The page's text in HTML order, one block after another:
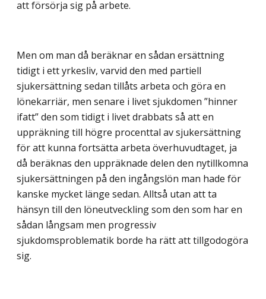
att försörja sig på arbete.
Men om man då beräknar en sådan ersättning
tidigt i ett yrkesliv, varvid den med partiell
sjukersättning sedan tillåts arbeta och göra en
lönekarriär, men senare i livet sjukdomen ”hinner
ifatt” den som tidigt i livet drabbats så att en
uppräkning till högre procenttal av sjukersättning
för att kunna fortsätta arbeta överhuvudtaget, ja
då beräknas den uppräknade delen den nytillkomna
sjukersättningen på den ingångslön man hade för
kanske mycket länge sedan. Alltså utan att ta
hänsyn till den löneutveckling som den som har en
sådan långsam men progressiv
sjukdomsproblematik borde ha rätt att tillgodogöra
sig.